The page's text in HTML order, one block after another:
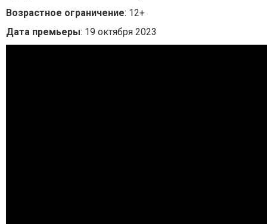
Возрастное ограничение: 12+
Дата премьеры: 19 октября 2023